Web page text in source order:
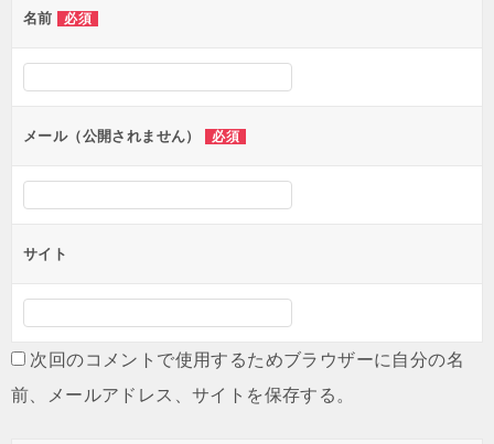
ー
シ
ン
名前 必須
メール（公開されません） 必須
サイト
次回のコメントで使用するためブラウザーに自分の名
前、メールアドレス、サイトを保存する。